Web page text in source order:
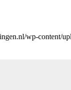
wp-content/